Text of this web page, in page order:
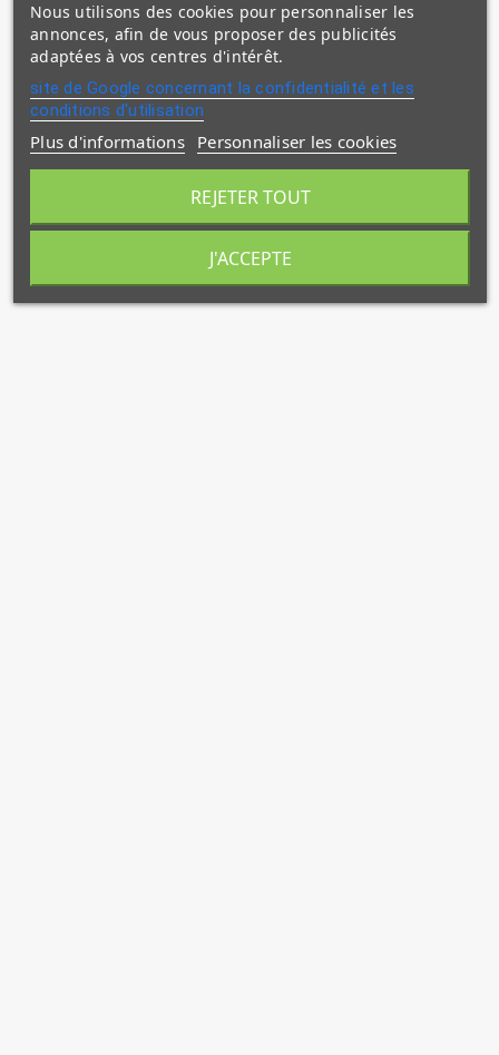
Nous utilisons des cookies pour personnaliser les
annonces, afin de vous proposer des publicités
adaptées à vos centres d'intérêt.
site de Google concernant la confidentialité et les
conditions d'utilisation
Plus d'informations Personnaliser les cookies
REJETER TOUT
J'ACCEPTE